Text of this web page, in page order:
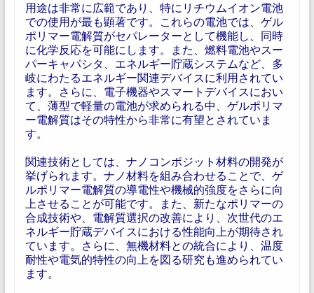
用途は非常に広範であり、特にリチウムイオン電池
での使用が最も顕著です。これらの電池では、ゲル
ポリマー電解質がセパレーターとして機能し、同時
に化学反応を可能にします。また、燃料電池やスー
パーキャパシタ、エネルギー貯蔵システムなど、多
岐にわたるエネルギー関連デバイスに利用されてい
ます。さらに、電子機器やスマートデバイスにおい
て、薄型で軽量の電池が求められる中、ゲルポリマ
ー電解質はその特性から非常に有望とされていま
す。
関連技術としては、ナノコンポジット材料の開発が
挙げられます。ナノ材料を組み合わせることで、ゲ
ルポリマー電解質の導電性や機械的強度をさらに向
上させることが可能です。また、新たなポリマーの
合成技術や、電解質選択の改善により、次世代のエ
ネルギー貯蔵デバイスにおける性能向上が期待され
ています。さらに、無機材料との統合により、温度
耐性や電気的特性の向上を図る研究も進められてい
ます。